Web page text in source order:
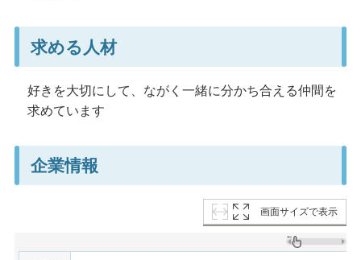
求める人材
好きを大切にして、ながく一緒に分かち合える仲間を
求めています
企業情報
画面サイズで表示